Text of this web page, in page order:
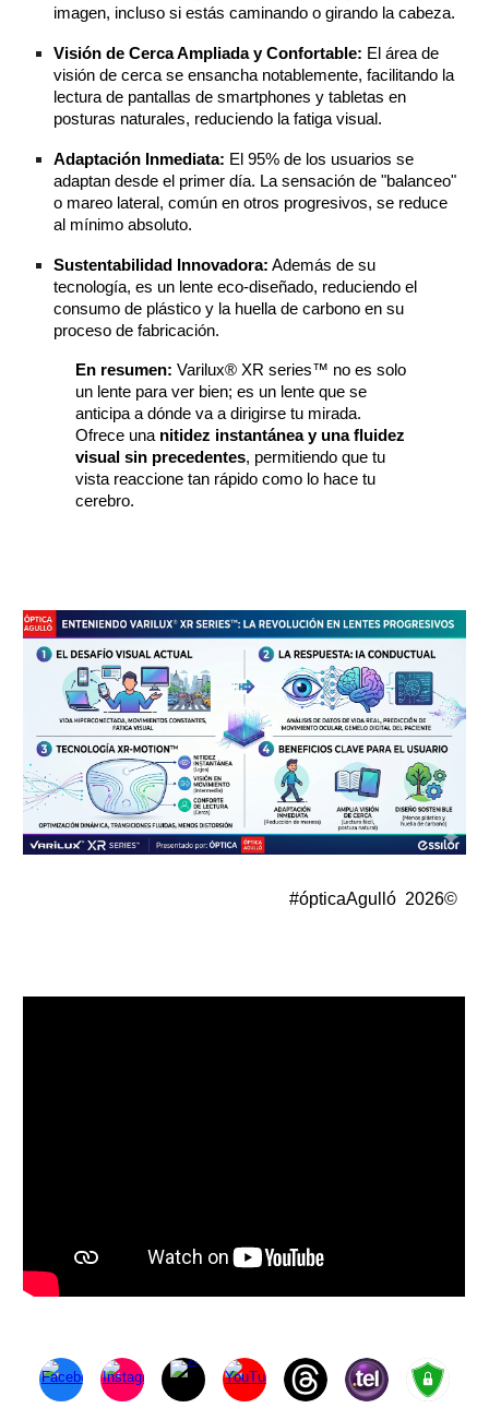
imagen, incluso si estás caminando o girando la cabeza.
Visión de Cerca Ampliada y Confortable: El área de
visión de cerca se ensancha notablemente, facilitando la
lectura de pantallas de smartphones y tabletas en
posturas naturales, reduciendo la fatiga visual.
Adaptación Inmediata: El 95% de los usuarios se
adaptan desde el primer día. La sensación de "balanceo"
o mareo lateral, común en otros progresivos, se reduce
al mínimo absoluto.
Sustentabilidad Innovadora: Además de su
tecnología, es un lente eco-diseñado, reduciendo el
consumo de plástico y la huella de carbono en su
proceso de fabricación.
En resumen: Varilux® XR series™ no es solo
un lente para ver bien; es un lente que se
anticipa a dónde va a dirigirse tu mirada.
Ofrece una nitidez instantánea y una fluidez
visual sin precedentes, permitiendo que tu
vista reaccione tan rápido como lo hace tu
cerebro.
#ópticaAgulló 2026©